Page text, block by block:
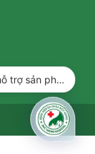
Chat để được hỗ trợ sản phẩm